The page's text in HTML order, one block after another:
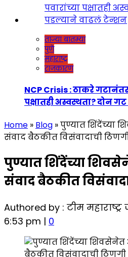
ताज्या बातम्या
पुणे
महाराष्ट्र
राजकारण
NCP Crisis : ठाकरे
पक्षातही अस्वस्थता? दोन
Home » Blog »पुण्यात शिंदेंच्या
संवाद बैठकीत विसंवादाची
पुण्यात शिंदेंच्या
संवाद बैठकीत
Authored by : टीम महाराष्ट्र
6:53 pm | 0